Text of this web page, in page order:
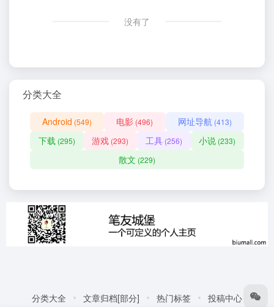
没有了
分类大全
Android (549) 电影 (496) 网址导航 (413)
下载 (295) 游戏 (293) 工具(256) 小说 (233)
散文 (229)
分类大全 文章归档[部分] 热门标签 投稿中心